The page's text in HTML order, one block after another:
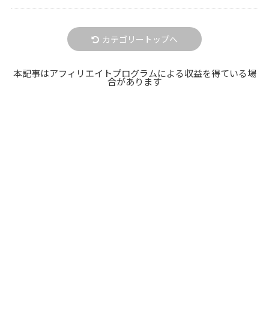
カテゴリートップへ
本記事はアフィリエイトプログラムによる収益を得ている場
合があります